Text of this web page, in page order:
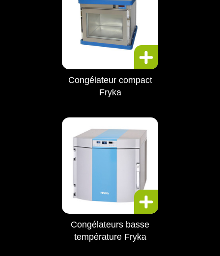
Congélateur compact
Fryka
Congélateurs basse
température Fryka